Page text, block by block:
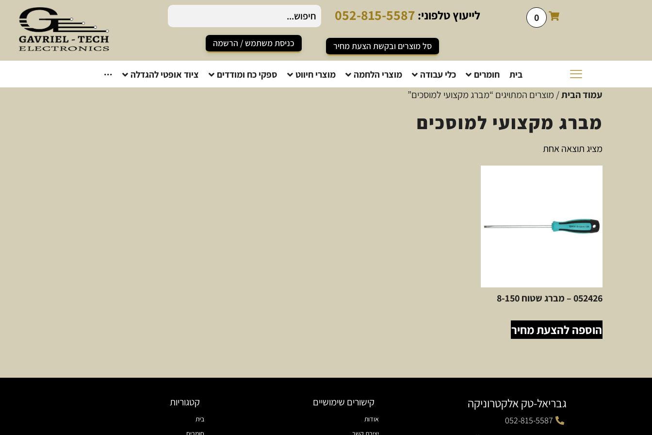
0 לייעוץטלפוני: 052-815-5587
סל מוצרים ובקשת הצעת מחיר כניסת משתמש / הרשמה
בית חומרים כלי עבודה מוצרי הלחמה מוצרי חיווט ספקי כח ומודדים ציוד אופטי להגדלה ···
עמוד הבית/ מוצרים המתויגים “מברג מקצועי למוסכים”
מברג מקצועי למוסכים
מציג תוצאה אחת
052426 – מברג שטוח 8-150
הוספה להצעת מחיר
גבריאל-טק אלקטרוניקה
052-815-5587
קישורים שימושיים
אודות
קטגוריות
בית